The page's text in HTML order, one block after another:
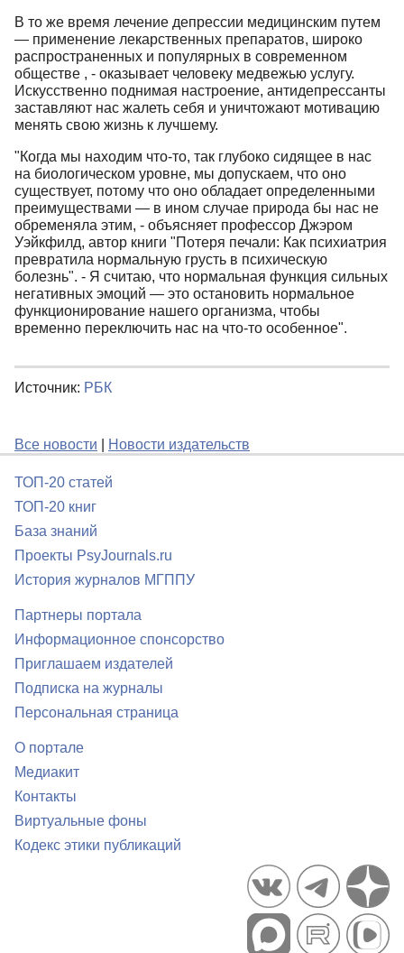
В то же время лечение депрессии медицинским путем
— применение лекарственных препаратов, широко
распространенных и популярных в современном
обществе , - оказывает человеку медвежью услугу.
Искусственно поднимая настроение, антидепрессанты
заставляют нас жалеть себя и уничтожают мотивацию
менять свою жизнь к лучшему.
"Когда мы находим что-то, так глубоко сидящее в нас
на биологическом уровне, мы допускаем, что оно
существует, потому что оно обладает определенными
преимуществами — в ином случае природа бы нас не
обременяла этим, - объясняет профессор Джэром
Уэйкфилд, автор книги "Потеря печали: Как психиатрия
превратила нормальную грусть в психическую
болезнь". - Я считаю, что нормальная функция сильных
негативных эмоций — это остановить нормальное
функционирование нашего организма, чтобы
временно переключить нас на что-то особенное".
Источник: РБК
Все новости Новости издательств
ТОП-20 статей
ТОП-20 книг
База знаний
Проекты PsyJournals.ru
История журналов МГППУ
Партнеры портала
Информационное спонсорство
Приглашаем издателей
Подписка на журналы
Персональная страница
О портале
Медиакит
Контакты
Виртуальные фоны
Кодекс этики публикаций